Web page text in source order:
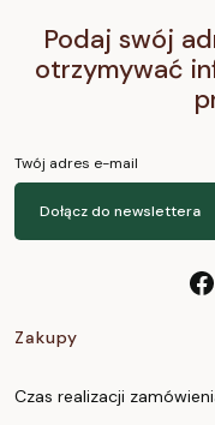
Podaj swój
otrzymywać
Twój adres e-mail
Dołącz do newslettera
Linki w stopce
Zakupy
Czas realizacji